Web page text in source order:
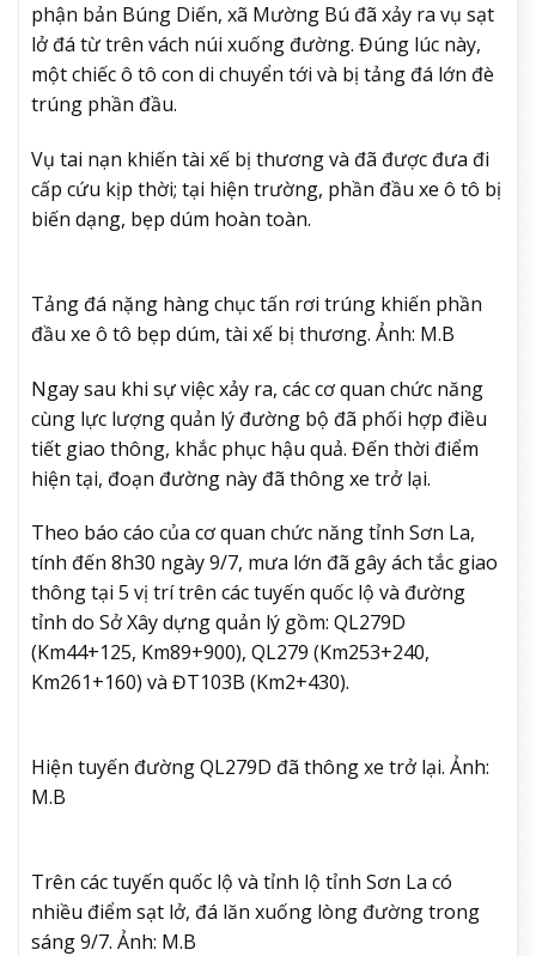
phận bản Búng Diến, xã Mường Bú đã xảy ra vụ sạt
lở đá từ trên vách núi xuống đường. Đúng lúc này,
một chiếc ô tô con di chuyển tới và bị tảng đá lớn đè
trúng phần đầu.
Vụ tai nạn khiến tài xế bị thương và đã được đưa đi
cấp cứu kịp thời; tại hiện trường, phần đầu xe ô tô bị
biến dạng, bẹp dúm hoàn toàn.
Tảng đá nặng hàng chục tấn rơi trúng khiến phần
đầu xe ô tô bẹp dúm, tài xế bị thương. Ảnh: M.B
Ngay sau khi sự việc xảy ra, các cơ quan chức năng
cùng lực lượng quản lý đường bộ đã phối hợp điều
tiết giao thông, khắc phục hậu quả. Đến thời điểm
hiện tại, đoạn đường này đã thông xe trở lại.
Theo báo cáo của cơ quan chức năng tỉnh Sơn La,
tính đến 8h30 ngày 9/7, mưa lớn đã gây ách tắc giao
thông tại 5 vị trí trên các tuyến quốc lộ và đường
tỉnh do Sở Xây dựng quản lý gồm: QL279D
(Km44+125, Km89+900), QL279 (Km253+240,
Km261+160) và ĐT103B (Km2+430).
Hiện tuyến đường QL279D đã thông xe trở lại. Ảnh:
M.B
Trên các tuyến quốc lộ và tỉnh lộ tỉnh Sơn La có
nhiều điểm sạt lở, đá lăn xuống lòng đường trong
sáng 9/7. Ảnh: M.B